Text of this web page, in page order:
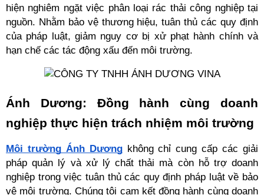
hiện nghiêm ngặt việc phân loại rác thải công nghiệp tại
nguồn. Nhằm bảo vệ thương hiệu, tuân thủ các quy định
của pháp luật, giảm nguy cơ bị xử phạt hành chính và
hạn chế các tác động xấu đến môi trường.
Ánh Dương: Đồng hành cùng doanh
nghiệp thực hiện trách nhiệm môi trường
Môi trường Ánh Dương không chỉ cung cấp các giải
pháp quản lý và xử lý chất thải mà còn hỗ trợ doanh
nghiệp trong việc tuân thủ các quy định pháp luật về bảo
vệ môi trường. Chúng tôi cam kết đồng hành cùng doanh